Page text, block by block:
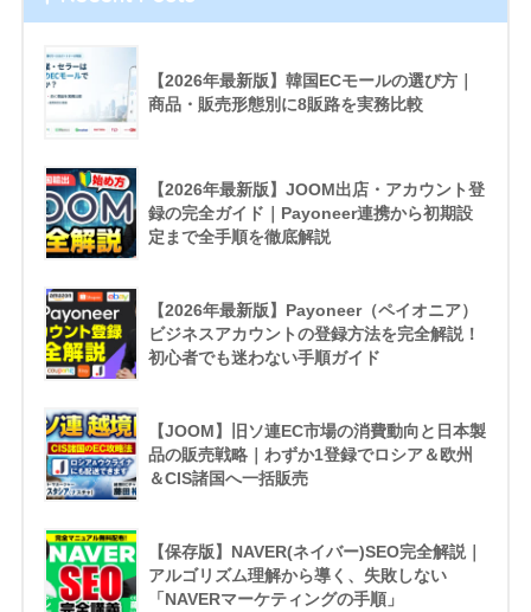
【2026年最新版】韓国ECモールの選び方｜
商品・販売形態別に8販路を実務比較
【2026年最新版】JOOM出店・アカウント登
録の完全ガイド｜Payoneer連携から初期設
定まで全手順を徹底解説
【2026年最新版】Payoneer（ペイオニア）
ビジネスアカウントの登録方法を完全解説！
初心者でも迷わない手順ガイド
【JOOM】旧ソ連EC市場の消費動向と日本製
品の販売戦略｜わずか1登録でロシア＆欧州
＆CIS諸国へ一括販売
【保存版】NAVER(ネイバー)SEO完全解説｜
アルゴリズム理解から導く、失敗しない
「NAVERマーケティングの手順」